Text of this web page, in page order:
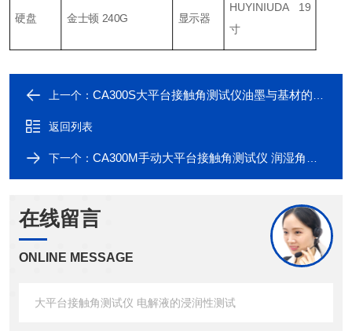
硬盘 金士顿 240G 显示器
HUYINIUDA 19
寸
上一个： CA300S大平台接触角测试仪油墨与基材的润湿性分析
返回列表
下一个： CA300M手动大平台接触角测试仪 润湿角测量仪
在线留言
ONLINE MESSAGE